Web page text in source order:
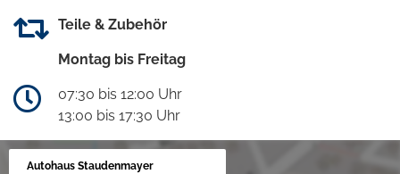
Teile & Zubehör
Montag bis Freitag
07:30 bis 12:00 Uhr
13:00 bis 17:30 Uhr
Autohaus Staudenmayer